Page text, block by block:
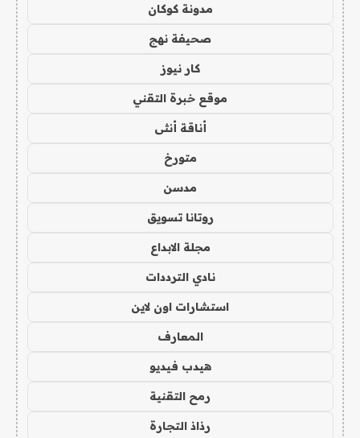
مدونة كوكان
صحيفة نهج
كار نيوز
موقع خبرة التقني
أناقة أنثى
متورخ
مدسن
روتانا تسويق
مجلة الابداع
نادي الترددات
استشارات اون لاين
المعارف
هيدب فيديو
رمح التقنية
رذاذ التجارة